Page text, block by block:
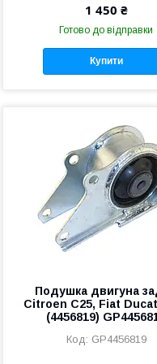
1 450 ₴
Готово до відправки
Купити
Подушка двигуна
Citroen C25, Fiat
(4456819)
GP4456819